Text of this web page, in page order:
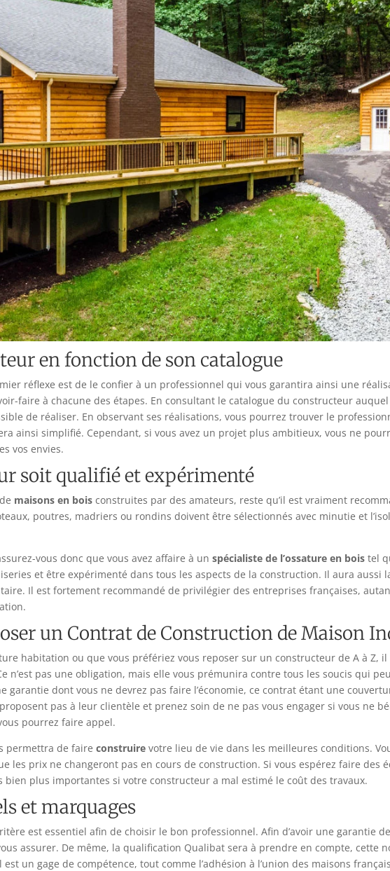
en fonction de son catalogue
réflexe est de le confier à un professionnel qui vous garantira ainsi une
faire à chacune des étapes. En consultant le catalogue du constructeur
de réaliser. En observant ses réalisations, vous pourrez trouver le
ainsi simplifié. Cependant, si vous avez un projet plus ambitieux, vous ne
vos envies.
soit qualifié et expérimenté
maisons en boisconstruites par des amateurs, reste qu’il est vraiment
poutres, madriers ou rondins doivent être sélectionnés avec minutie et
vous donc que vous avez affaire à un spécialiste de l’ossature en bois tel
et être expérimenté dans tous les aspects de la construction. Il aura aussi
Il est fortement recommandé de privilégier des entreprises françaises,
un Contrat de Construction de Maison
habitation ou que vous préfériez vous reposer sur un constructeur de A à Z,
n’est pas une obligation, mais elle vous prémunira contre tous les soucis qui
garantie dont vous ne devrez pas faire l’économie, ce contrat étant une
pas à leur clientèle et prenez soin de ne pas vous engager si vous ne
pourrez faire appel.
permettra de faire construirevotre lieu de vie dans les meilleures conditions.
les prix ne changeront pas en cours de construction. Si vous espérez faire des
plus importantes si votre constructeur a mal estimé le coût des travaux.
et marquages
est essentiel afin de choisir le bon professionnel. Afin d’avoir une garantie de
assurer. De même, la qualification Qualibat sera à prendre en compte, cette
un gage de compétence, tout comme l’adhésion à l’union des maisons